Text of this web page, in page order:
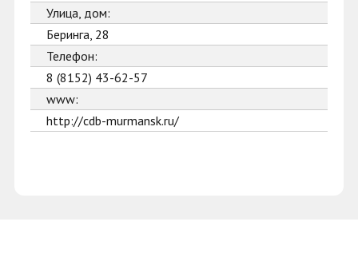
Улица, дом:
Беринга, 28
Телефон:
8 (8152) 43-62-57
www:
http://cdb-murmansk.ru/